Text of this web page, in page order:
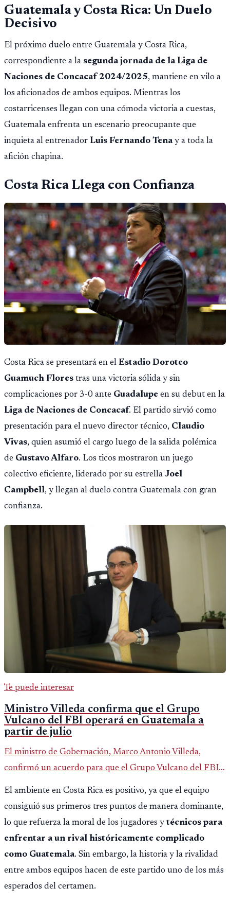
Guatemala y Costa Rica: Un Duelo
Decisivo
El próximo duelo entre Guatemala y Costa Rica,
correspondiente a la segunda jornada de la Liga de
Naciones de Concacaf 2024/2025, mantiene en vilo a
los aficionados de ambos equipos. Mientras los
costarricenses llegan con una cómoda victoria a cuestas,
Guatemala enfrenta un escenario preocupante que
inquieta al entrenador Luis Fernando Tenay a toda la
afición chapina.
Costa Rica Llega con Confianza
Costa Rica se presentará en el Estadio Doroteo
Guamuch Flores tras una victoria sólida y sin
complicaciones por 3-0 ante Guadalupe en su debut en la
Liga de Naciones de Concacaf. El partido sirvió como
presentación para el nuevo director técnico, Claudio
Vivas, quien asumió el cargo luego de la salida polémica
de Gustavo Alfaro. Los ticos mostraron un juego
colectivo eficiente, liderado por su estrella Joel
Campbell, y llegan al duelo contra Guatemala con gran
confianza.
Te puede interesar
Ministro Villeda confirma que el Grupo
Vulcano del FBI operará en Guatemala a
partir de julio
El ministro de Gobernación, Marco Antonio Villeda,
confirmó un acuerdo para que el Grupo Vulcano del FBI
opere en Guatemala a partir de julio, tras un intento
fallido con la administración anterior del Ministerio
Público.
El ambiente en Costa Rica es positivo, ya que el equipo
consiguió sus primeros tres puntos de manera dominante,
lo que refuerza la moral de los jugadores ytécnicos para
enfrentar a un rival históricamente complicado
como Guatemala. Sin embargo, la historia y la rivalidad
entre ambos equipos hacen de este partido uno de los más
esperados del certamen.